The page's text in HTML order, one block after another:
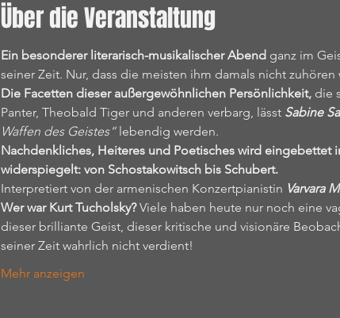
Über die Veranstaltung
Ein besonderer literarisch-musikalischer Abend ganz im
seiner Zeit. Nur, dass die meisten ihm damals nicht
Die Facetten dieser außergewöhnlichen Persönlichkeit, die
Panter, Theobald Tiger und anderen verbarg, lässt Sabine
Waffen des Geistes“ lebendig werden.
Nachdenkliches, Heiteres und Poetisches wird
widerspiegelt: von Schostakowitsch bis Schubert.
Interpretiert von der armenischen Konzertpianistin Varvara
Wer war Kurt Tucholsky? Viele haben heute nur noch eine
dieser brilliante Geist, dieser kritische und visionäre
seiner Zeit wahrlich nicht verdient!
Mehr anzeigen